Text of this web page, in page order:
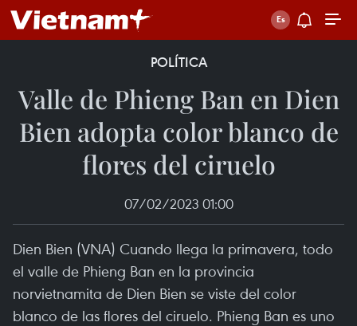
POLÍTICA
Valle de Phieng Ban en Dien
Bien adopta color blanco de
flores del ciruelo
07/02/2023 01:00
Dien Bien (VNA) Cuando llega la primavera, todo
el valle de Phieng Ban en la provincia
norvietnamita de Dien Bien se viste del color
blanco de las flores del ciruelo. Phieng Ban es uno